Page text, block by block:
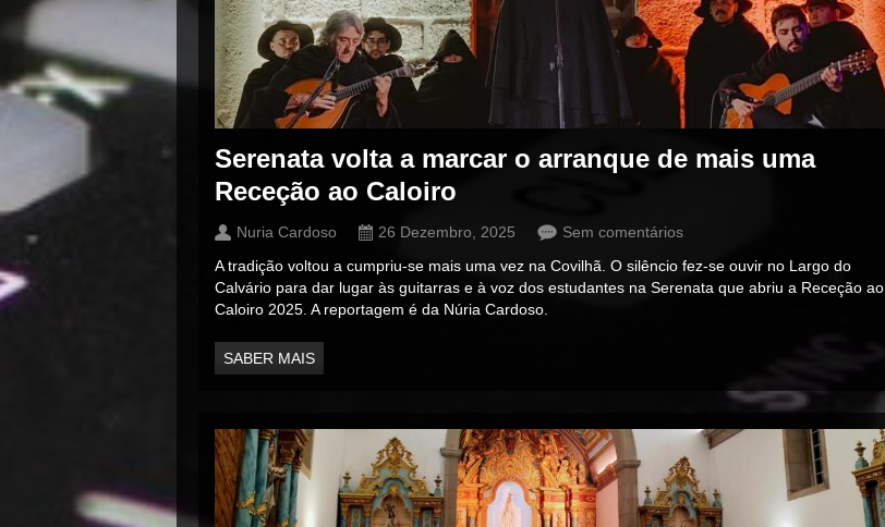
Serenata volta a marcar o arranque de mais uma
Receção ao Caloiro
Nuria Cardoso 26 Dezembro, 2025
Sem comentários
A tradição voltou a cumpriu-se mais uma vez na Covilhã. O silêncio fez-se ouvir no Largo do
Calvário para dar lugar às guitarras e à voz dos estudantes na Serenata que abriu a Receção ao
Caloiro 2025. A reportagem é da Núria Cardoso.
SABER MAIS